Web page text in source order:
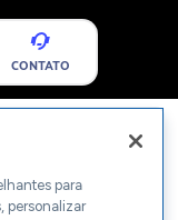
CONTATO
para
personalizar